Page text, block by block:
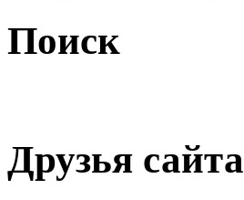
Поиск
Друзья сайта